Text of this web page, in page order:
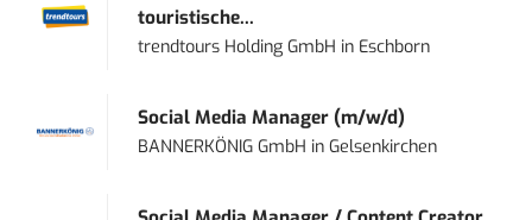
touristische...
trendtours Holding GmbH in Eschborn
Social Media Manager (m/w/d)
BANNERKÖNIG GmbH inGelsenkirchen